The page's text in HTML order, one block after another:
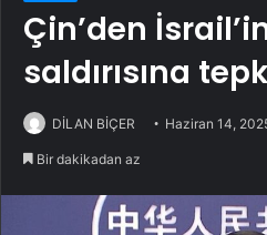
Çin’den
saldırısına
DİLAN BİÇER Haziran 14,
Bir dakikadan az